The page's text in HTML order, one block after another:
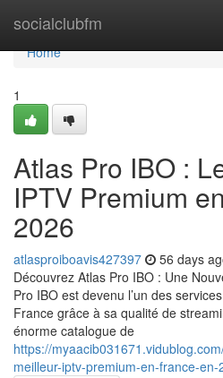
socialclubfm
Home
Home
1
Atlas Pro IBO :
IPTV Premium
2026
atlasproiboavis427397 56 days
Découvrez Atlas Pro IBO : Une
Pro IBO est devenu l’un des
France grâce à sa qualité de
énorme catalogue de
https://
meilleur-iptv-premium-en-france-en-